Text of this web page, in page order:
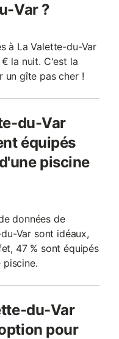
Var ?
à La Valette-du-Var
la nuit. C'est la
un gîte pas cher !
du-Var
équipés
piscine
données de
Var sont idéaux,
47 % sont équipés
piscine.
du-Var
pour